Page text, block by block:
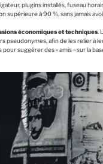
plugins installés, fuseau
supérieure à 90 % , sans jamais
économiques et techniques.
afin de les relier à
suggérer des « amis » sur la